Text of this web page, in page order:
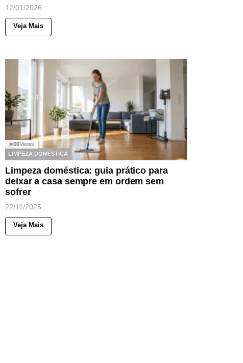
12/01/2026
Veja Mais
◉66Views
LIMPEZA DOMÉSTICA
Limpeza doméstica: guia prático para
deixar a casa sempre em ordem sem
sofrer
22/11/2025
Veja Mais